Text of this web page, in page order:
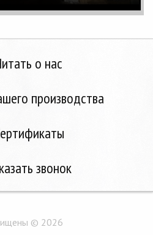
о нас
производства
звонок
© 2026